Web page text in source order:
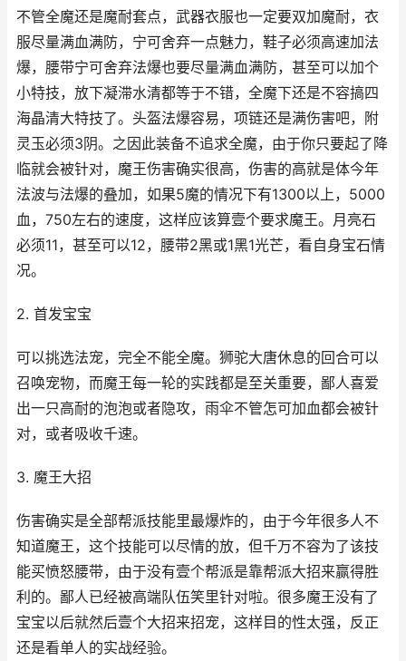
不管全魔还是魔耐套点，武器衣服也一定要双加魔耐，衣
服尽量满血满防，宁可舍弃一点魅力，鞋子必须高速加法
爆，腰带宁可舍弃法爆也要尽量满血满防，甚至可以加个
小特技，放下凝滞水清都等于不错，全魔下还是不容搞四
海晶清大特技了。头盔法爆容易，项链还是满伤害吧，附
灵玉必须3阴。之因此装备不追求全魔，由于你只要起了降
临就会被针对，魔王伤害确实很高，伤害的高就是体今年
法波与法爆的叠加，如果5魔的情况下有1300以上，5000
血，750左右的速度，这样应该算壹个要求魔王。月亮石
必须11，甚至可以12，腰带2黑或1黑1光芒，看自身宝石情
况。
2. 首发宝宝
可以挑选法宠，完全不能全魔。狮驼大唐休息的回合可以
召唤宠物，而魔王每一轮的实践都是至关重要，鄙人喜爱
出一只高耐的泡泡或者隐攻，雨伞不管怎可加血都会被针
对，或者吸收千速。
3. 魔王大招
伤害确实是全部帮派技能里最爆炸的，由于今年很多人不
知道魔王，这个技能可以尽情的放，但千万不容为了该技
能买愤怒腰带，由于没有壹个帮派是靠帮派大招来赢得胜
利的。鄙人已经被高端队伍笑里针对啦。很多魔王没有了
宝宝以后就然后壹个大招来招宠，这样目的性太强，反正
还是看单人的实战经验。